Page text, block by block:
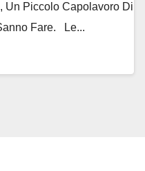
Un Piccolo Capolavoro Di
Fare. Le...